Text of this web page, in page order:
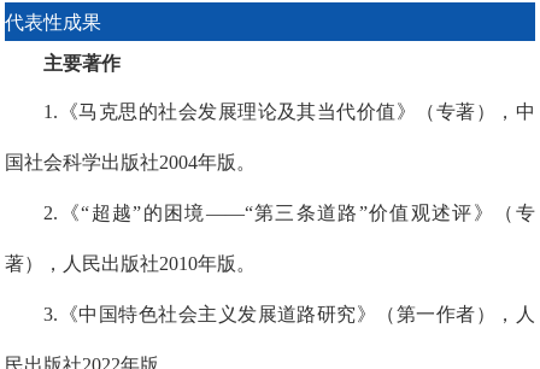
代表性成果
主要著作
1.《马克思的社会发展理论及其当代价值》（专著），中
国社会科学出版社2004年版。
2.《“超越”的困境——“第三条道路”价值观述评》（专
著），人民出版社2010年版。
3.《中国特色社会主义发展道路研究》（第一作者），人